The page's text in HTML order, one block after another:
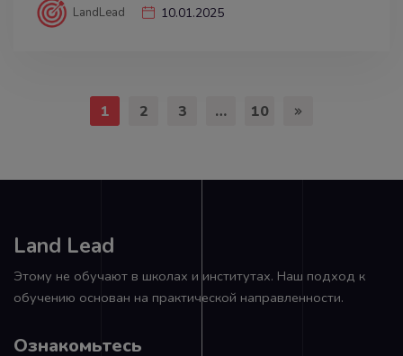
LandLead 10.01.2025
1 2 3 … 10
Land Lead
Этому не обучают в школах и институтах. Наш подход к
обучению основан на практической направленности.
Ознакомьтесь